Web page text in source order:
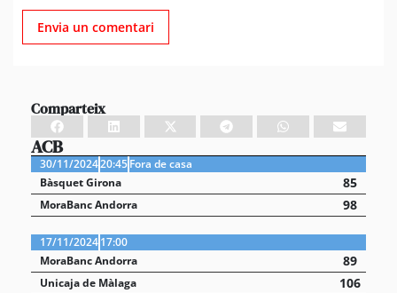
Comparteix
ACB
30/11/202420:45Fora de casa
Bàsquet Girona
85
MoraBanc Andorra 98
17/11/202417:00
MoraBanc Andorra
89
Unicaja de Màlaga 106